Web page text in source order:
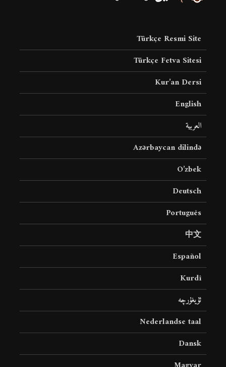
Türkçe Resmi Site
Türkçe Fetva Sitesi
Kur’an Dersi
English
العربية
Azərbaycan dilində
O’zbek
Deutsch
Português
中文
Español
Kurdî
ئۇيغۇرچە
Nederlandse taal
Dansk